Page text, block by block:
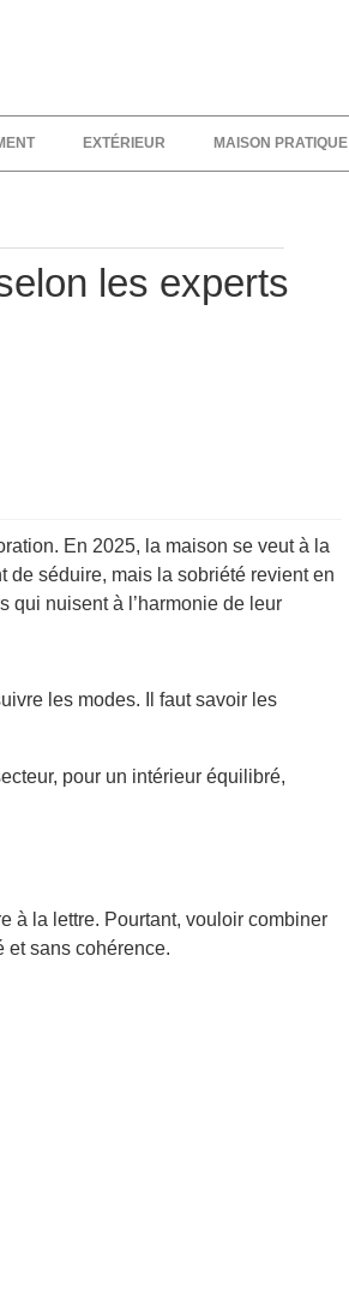
EXTÉRIEUR MAISON PRATIQUE
les experts
En 2025, la maison se veut à la
de séduire, mais la sobriété revient en
qui nuisent à l’harmonie de leur
les modes. Il faut savoir les
pour un intérieur équilibré,
à la lettre. Pourtant, vouloir combiner
et sans cohérence.